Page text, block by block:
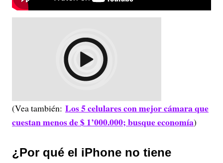
(Vea también: Los 5 celulares con mejor cámara que
cuestan menos de $ 1’000.000; busque economía)
¿Por qué el iPhone no tiene